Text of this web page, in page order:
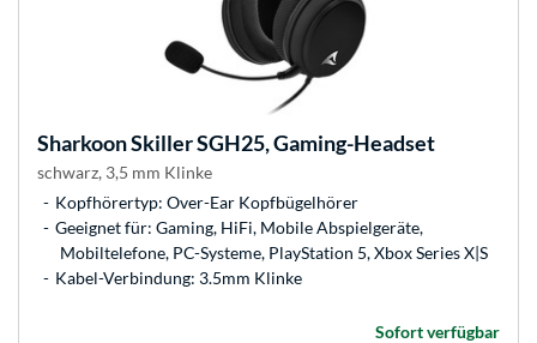
SharkoonSkiller SGH25, Gaming-Headset
schwarz, 3,5 mm Klinke
Kopfhörertyp: Over-Ear Kopfbügelhörer
Geeignet für: Gaming, HiFi, Mobile Abspielgeräte,
Mobiltelefone, PC-Systeme, PlayStation 5, Xbox Series X|S
Kabel-Verbindung: 3.5mm Klinke
Sofort verfügbar